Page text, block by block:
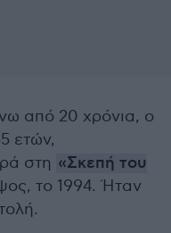
από 20 χρόνια, ο
ετών,
στη «Σκεπή του
το 1994. Ήταν